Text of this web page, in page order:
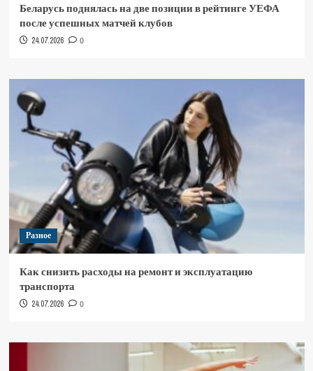
Беларусь поднялась на две позиции в рейтинге УЕФА
после успешных матчей клубов
24.07.2026 0
Разное
Как снизить расходы на ремонт и эксплуатацию
транспорта
24.07.2026 0